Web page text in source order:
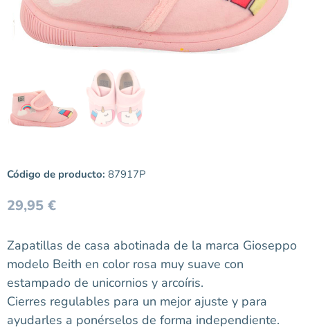
Código de producto: 87917P
29,95 €
Zapatillas de casa abotinada de la marca Gioseppo
modelo Beith en color rosa muy suave con
estampado de unicornios y arcoíris.
Cierres regulables para un mejor ajuste y para
ayudarles a ponérselos de forma independiente.